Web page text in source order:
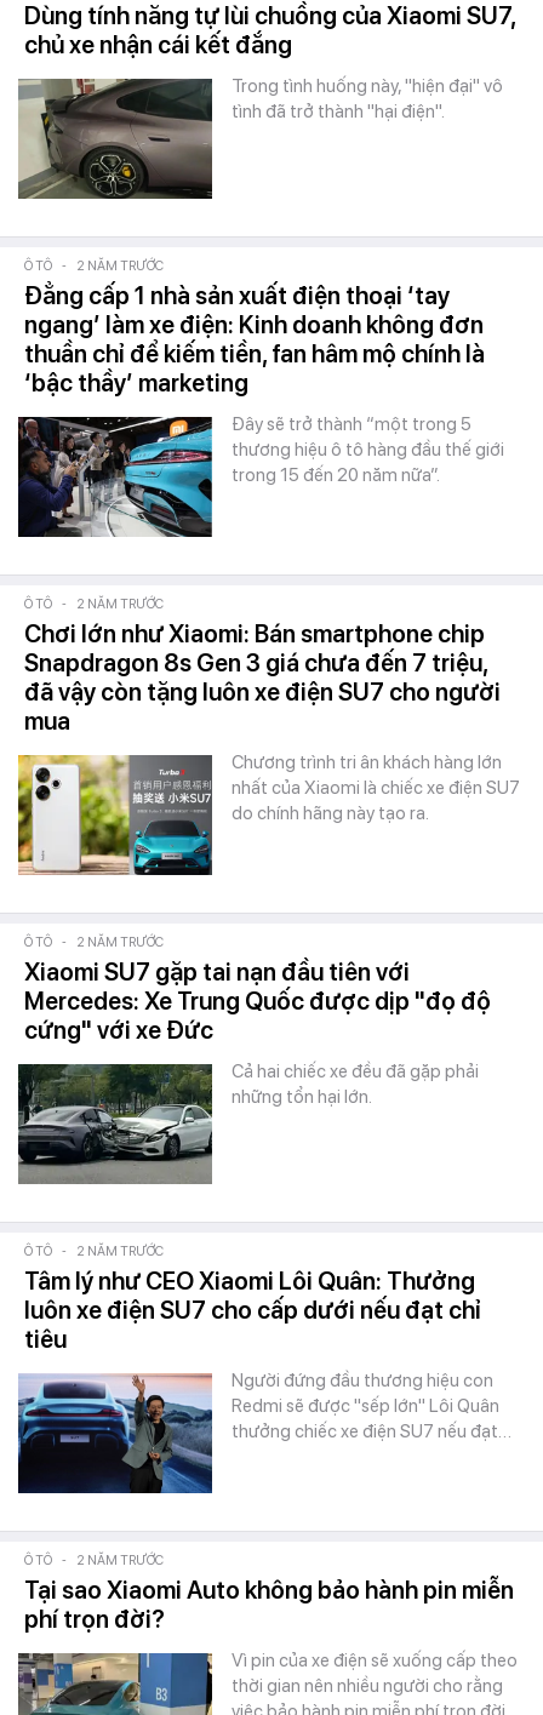
Dùng tính năng tự lùi chuồng của Xiaomi SU7,
chủ xe nhận cái kết đắng
Trong tình huống này, "hiện đại" vô
tình đã trở thành "hại điện".
Ô TÔ - 2 NĂM TRƯỚC
Đẳng cấp 1 nhà sản xuất điện thoại ‘tay
ngang’ làm xe điện: Kinh doanh không đơn
thuần chỉ để kiếm tiền, fan hâm mộ chính là
‘bậc thầy’ marketing
Đây sẽ trở thành “một trong 5
thương hiệu ô tô hàng đầu thế giới
trong 15 đến 20 năm nữa”.
Ô TÔ - 2 NĂM TRƯỚC
Chơi lớn như Xiaomi: Bán smartphone chip
Snapdragon 8s Gen 3 giá chưa đến 7 triệu,
đã vậy còn tặng luôn xe điện SU7 cho người
mua
Chương trình tri ân khách hàng lớn
nhất của Xiaomi là chiếc xe điện SU7
do chính hãng này tạo ra.
Ô TÔ - 2 NĂM TRƯỚC
Xiaomi SU7 gặp tai nạn đầu tiên với
Mercedes: Xe Trung Quốc được dịp "đọ độ
cứng" với xe Đức
Cả hai chiếc xe đều đã gặp phải
những tổn hại lớn.
Ô TÔ - 2 NĂM TRƯỚC
Tâm lý như CEO Xiaomi Lôi Quân: Thưởng
luôn xe điện SU7 cho cấp dưới nếu đạt chỉ
tiêu
Người đứng đầu thương hiệu con
Redmi sẽ được "sếp lớn" Lôi Quân
thưởng chiếc xe điện SU7 nếu đạt…
Ô TÔ - 2 NĂM TRƯỚC
Tại sao Xiaomi Auto không bảo hành pin miễn
phí trọn đời?
Vì pin của xe điện sẽ xuống cấp theo
thời gian nên nhiều người cho rằng